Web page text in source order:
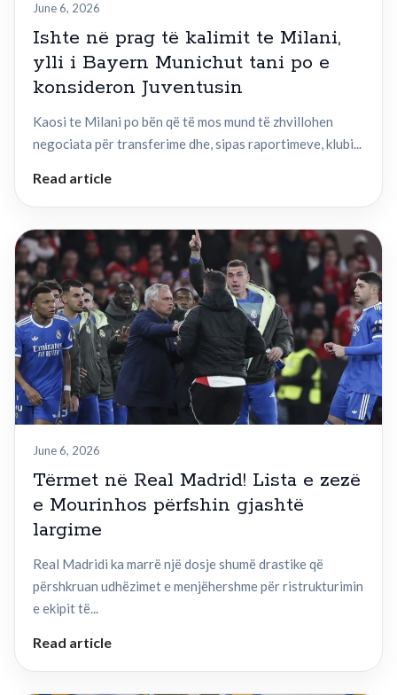
June 6, 2026
Ishte në prag të kalimit te Milani,
ylli i Bayern Munichut tani po e
konsideron Juventusin
Kaosi te Milani po bën që të mos mund të zhvillohen
negociata për transferime dhe, sipas raportimeve, klubi...
Read article
June 6, 2026
Tërmet në Real Madrid! Lista e zezë
e Mourinhos përfshin gjashtë
largime
Real Madridi ka marrë një dosje shumë drastike që
përshkruan udhëzimet e menjëhershme për ristrukturimin
e ekipit të...
Read article